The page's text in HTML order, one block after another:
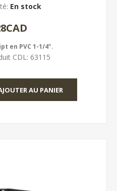
En stock
en PVC 1-1/4".
CDL: 63115